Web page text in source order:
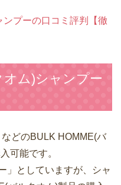
プーの口コミ評判【徹
オム)シャンプー
どのBULK HOMME(バ
可能です。
」としていますが、シャ